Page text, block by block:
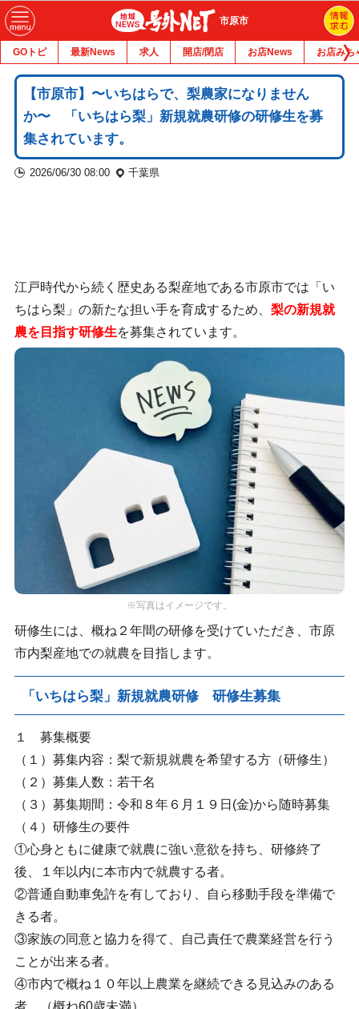
市原市
GOトピ 最新News 求人 開店/閉店 お店News お店みち
【市原市】〜いちはらで、梨農家になりません
か〜 「いちはら梨」新規就農研修の研修生を募
集されています。
2026/06/30 08:00 千葉県
江戸時代から続く歴史ある梨産地である市原市では「い
ちはら梨」の新たな担い手を育成するため、 梨の新規就
農を目指す研修生を募集されています。
※写真はイメージです。
研修生には、概ね２年間の研修を受けていただき、市原
市内梨産地での就農を目指します。
「いちはら梨」新規就農研修 研修生募集
１ 募集概要
（１）募集内容：梨で新規就農を希望する方（研修生）
（２）募集人数：若干名
（３）募集期間：令和８年６月１９日(金)から随時募集
（４）研修生の要件
①心身ともに健康で就農に強い意欲を持ち、研修終了
後、１年以内に本市内で就農する者。
②普通自動車免許を有しており、自ら移動手段を準備で
きる者。
③家族の同意と協力を得て、自己責任で農業経営を行う
ことが出来る者。
④市内で概ね１０年以上農業を継続できる見込みのある
者。（概ね60歳未満）